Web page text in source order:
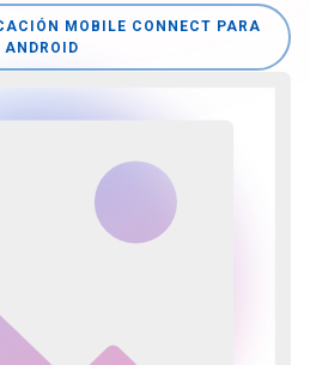
MOBILE CONNECT PARA
ANDROID